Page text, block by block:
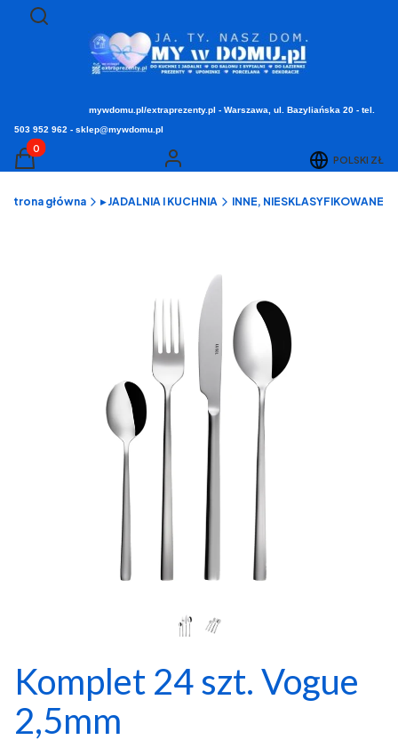
Otwórz wyszukiwarkę
Szukaj
mywdomu.pl/extraprezenty.pl - Warszawa, ul. Bazyliańska 20 - tel.
503 952 962 - sklep@mywdomu.pl
Produkty w koszyku: 0. Zobacz szczegóły
Koszyk Zaloguj się POLSKI ZŁ
Strona główna ▸ JADALNIA I KUCHNIA INNE, NIESKLASYFIKOWANE
Komplet 24 szt. Vogue
2,5mm